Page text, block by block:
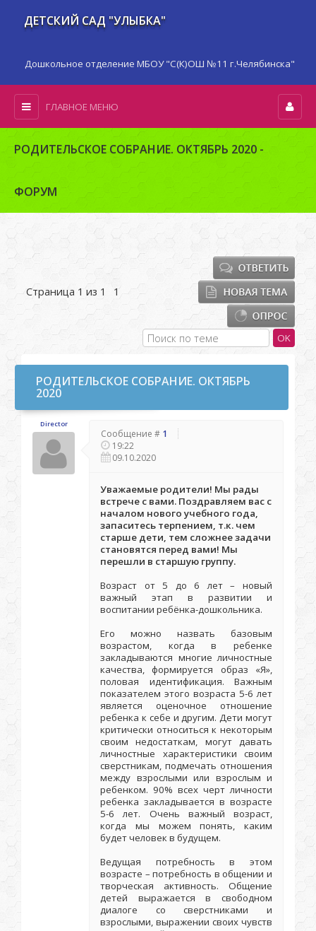
ДЕТСКИЙ САД "УЛЫБКА"
Дошкольное отделение МБОУ "С(К)ОШ №11 г.Челябинска"
ГЛАВНОЕ МЕНЮ
РОДИТЕЛЬСКОЕ СОБРАНИЕ. ОКТЯБРЬ 2020 -
ФОРУМ
Страница 1 из 1 1
РОДИТЕЛЬСКОЕ СОБРАНИЕ. ОКТЯБРЬ
2020
Director
Сообщение # 1
19:22
09.10.2020
Уважаемые родители! Мы рады
встрече с вами. Поздравляем вас с
началом нового учебного года,
запаситесь терпением, т.к. чем
старше дети, тем сложнее задачи
становятся перед вами! Мы
перешли в старшую группу.
Возраст от 5 до 6 лет – новый
важный этап в развитии и
воспитании ребёнка-дошкольника.
Его можно назвать базовым
возрастом, когда в ребенке
закладываются многие личностные
качества, формируется образ «Я»,
половая идентификация. Важным
показателем этого возраста 5-6 лет
является оценочное отношение
ребенка к себе и другим. Дети могут
критически относиться к некоторым
своим недостаткам, могут давать
личностные характеристики своим
сверстникам, подмечать отношения
между взрослыми или взрослым и
ребенком. 90% всех черт личности
ребенка закладывается в возрасте
5-6 лет. Очень важный возраст,
когда мы можем понять, каким
будет человек в будущем.
Ведущая потребность в этом
возрасте – потребность в общении и
творческая активность. Общение
детей выражается в свободном
диалоге со сверстниками и
взрослыми, выражении своих чувств